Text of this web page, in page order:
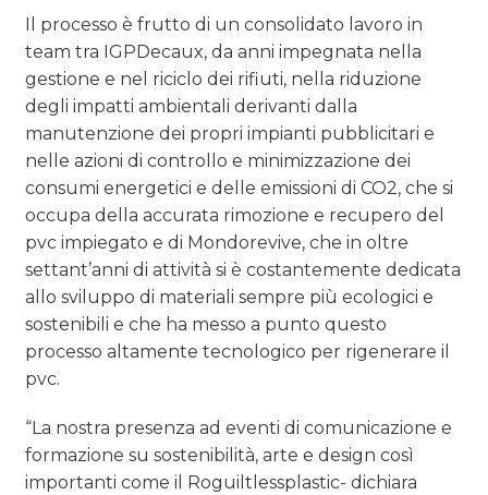
Il processo è frutto di un consolidato lavoro in
team tra IGPDecaux, da anni impegnata nella
gestione e nel riciclo dei rifiuti, nella riduzione
degli impatti ambientali derivanti dalla
manutenzione dei propri impianti pubblicitari e
nelle azioni di controllo e minimizzazione dei
consumi energetici e delle emissioni di CO2, che si
occupa della accurata rimozione e recupero del
pvc impiegato e di Mondorevive, che in oltre
settant’anni di attività si è costantemente dedicata
allo sviluppo di materiali sempre più ecologici e
sostenibili e che ha messo a punto questo
processo altamente tecnologico per rigenerare il
pvc.
“La nostra presenza ad eventi di comunicazione e
formazione su sostenibilità, arte e design così
importanti come il Roguiltlessplastic- dichiara